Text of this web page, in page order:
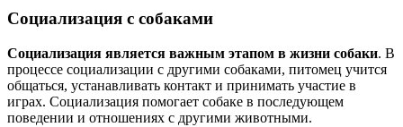
Социализация с собаками
Социализация является важным этапом в жизни собаки. В
процессе социализации с другими собаками, питомец учится
общаться, устанавливать контакт и принимать участие в
играх. Социализация помогает собаке в последующем
поведении и отношениях с другими животными.